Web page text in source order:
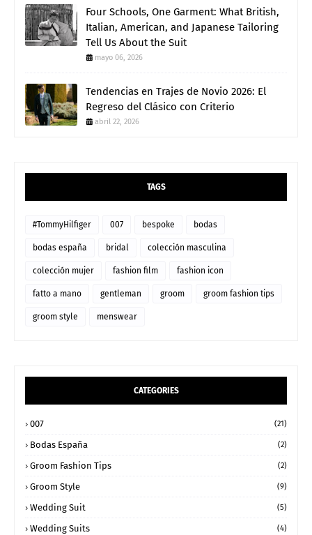
Four Schools, One Garment: What British,
Italian, American, and Japanese Tailoring
Tell Us About the Suit
mayo 06, 2026
Tendencias en Trajes de Novio 2026: El
Regreso del Clásico con Criterio
abril 22, 2026
TAGS
#TommyHilfiger 007 bespoke bodas
bodas españa bridal colección masculina
colección mujer fashion film fashion icon
fatto a mano gentleman groom groom fashion tips
groom style menswear
CATEGORIES
007 (21)
Bodas España (2)
Groom Fashion Tips (2)
Groom Style (9)
Wedding Suit (5)
Wedding Suits (4)